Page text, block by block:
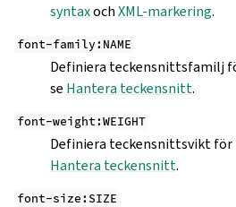
syntaxochXML-markering.
font-family:NAME
Definiera teckensnittsfamilj
se Hantera teckensnitt.
font-weight:WEIGHT
Definiera teckensnittsvikt
Hantera teckensnitt.
font-size:SIZE